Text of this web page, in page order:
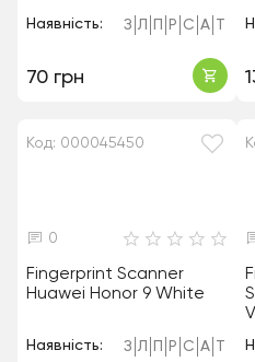
Наявність: З Л Р С А
70 грн
Код: 000045450
0
Fingerprint Scanner
Huawei Honor 9 White
Наявність: З Л Р С А